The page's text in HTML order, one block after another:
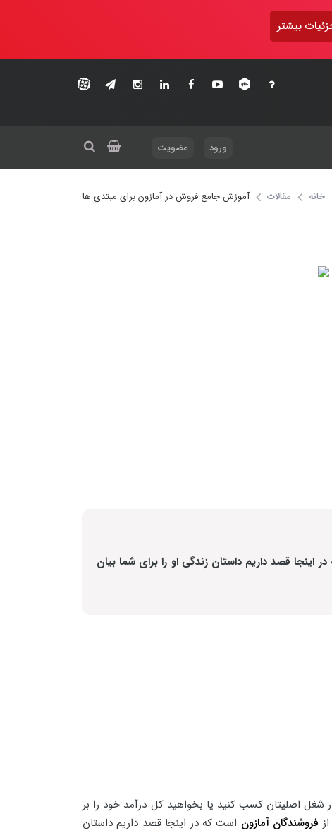
بیشتر
ورود عضویت
خانه مقالات آموزش جامع فروش در آمازون برای مبتدی ها
اینجا قصد داریم داستان زندگی او را برای شما بیان
شغل اصلیتان کسب کنید یا بخواهید کل درآمد خود را بر
فروشندگان آمازون است که در اینجا قصد داریم داستان